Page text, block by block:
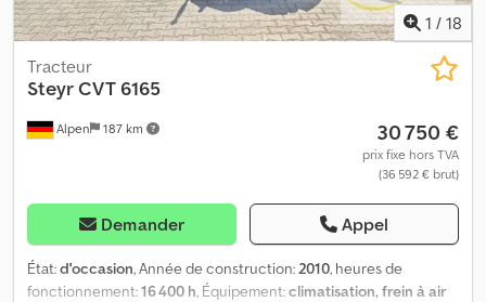
1 / 18
Alpen 187 km
Tracteur
SteyrCVT 6165
30 750 €
prix fixe hors TVA
(36 592 € brut)
Demander Appel
État:d'occasion, Année de construction:2010, heures de
fonctionnement:16 400 h, Équipement:climatisation, frein à air